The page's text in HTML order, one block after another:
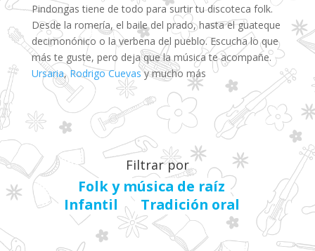
Pindongas tiene de todo para surtir tu discoteca folk.
Desde la romería, el baile del prado, hasta el guateque
decimonónico o la verbena del pueblo. Escucha lo que
más te guste, pero deja que la música te acompañe.
Ursaria, Rodrigo Cuevasy mucho más
Filtrar por
Folk y música de raíz
Infantil
Tradición oral